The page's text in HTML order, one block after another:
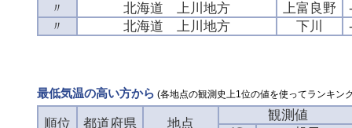
〃
北海道 上川地方 上富良野
〃
北海道 上川地方 下川
最低気温の高い方から (各地点の観測史上1位の値を使ってランキン
順位 都道府県 地点
観測値